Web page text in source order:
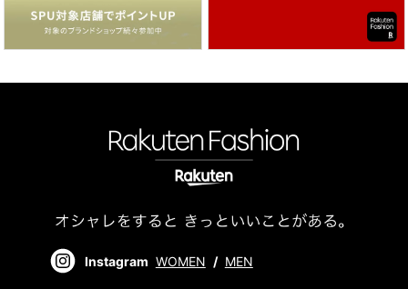
Instagram WOMEN / MEN